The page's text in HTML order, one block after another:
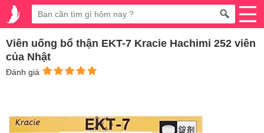
Viên uống bổ thận EKT-7 Kracie Hachimi 252 viên
của Nhật
Đánh giá